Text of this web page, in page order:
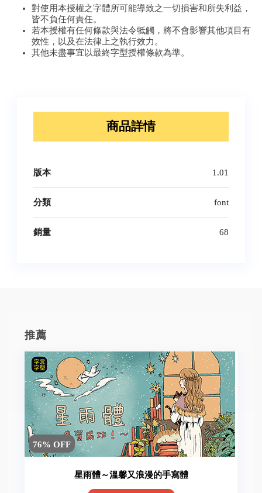
對使用本授權之字體所可能導致之一切損害和所失利益，
皆不負任何責任。
若本授權有任何條款與法令牴觸，將不會影響其他項目有
效性，以及在法律上之執行效力。
其他未盡事宜以最終字型授權條款為準。
商品詳情
版本 1.01
分類 font
銷量 68
推薦
76% OFF
星雨體～溫馨又浪漫的手寫體